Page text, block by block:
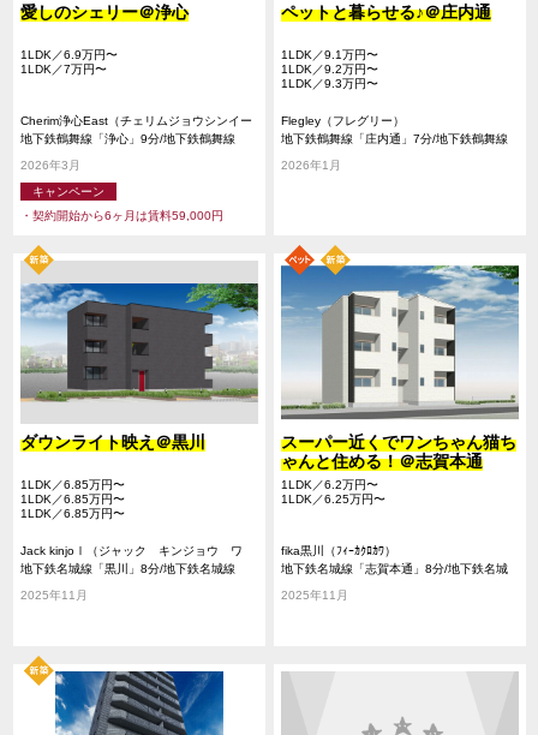
愛しのシェリー＠浄心
1LDK／6.9万円〜
1LDK／7万円〜
Cherim浄心East（チェリムジョウシンイー
スト）
地下鉄鶴舞線「浄心」9分/地下鉄鶴舞線
2026年3月
キャンペーン
・契約開始から6ヶ月は賃料59,000円
ペットと暮らせる♪＠庄内通
1LDK／9.1万円〜
1LDK／9.2万円〜
1LDK／9.3万円〜
Flegley（フレグリー）
地下鉄鶴舞線「庄内通」7分/地下鉄鶴舞線
2026年1月
ダウンライト映え＠黒川
1LDK／6.85万円〜
1LDK／6.85万円〜
1LDK／6.85万円〜
Jack kinjoⅠ（ジャック キンジョウ ワ
ン）
地下鉄名城線「黒川」8分/地下鉄名城線
「名城公園」16分/地下鉄名城線「志賀本
2025年11月
スーパー近くでワンちゃん猫ち
ゃんと住める！＠志賀本通
1LDK／6.2万円〜
1LDK／6.25万円〜
fika黒川（ﾌｨｰｶｸﾛｶﾜ）
地下鉄名城線「志賀本通」8分/地下鉄名城
線「黒川」10分/名鉄瀬戸線「尼ヶ坂」13分
2025年11月